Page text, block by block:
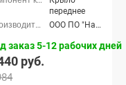
переднее
ООО ПО "Начало"
заказ 5-12 рабочих дней
руб.